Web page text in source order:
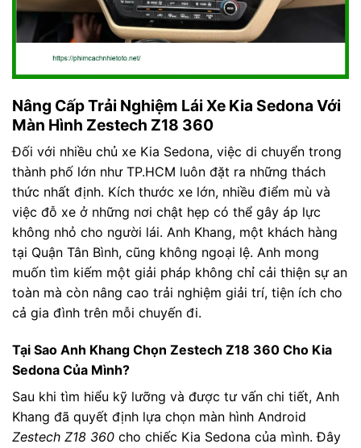
Nâng Cấp Trải Nghiệm Lái Xe Kia Sedona Với
Màn Hình Zestech Z18 360
Đối với nhiều chủ xe Kia Sedona, việc di chuyển trong
thành phố lớn như TP.HCM luôn đặt ra những thách
thức nhất định. Kích thước xe lớn, nhiều điểm mù và
việc đỗ xe ở những nơi chật hẹp có thể gây áp lực
không nhỏ cho người lái. Anh Khang, một khách hàng
tại Quận Tân Bình, cũng không ngoại lệ. Anh mong
muốn tìm kiếm một giải pháp không chỉ cải thiện sự an
toàn mà còn nâng cao trải nghiệm giải trí, tiện ích cho
cả gia đình trên mỗi chuyến đi.
Tại Sao Anh Khang Chọn Zestech Z18 360 Cho Kia
Sedona Của Mình?
Sau khi tìm hiểu kỹ lưỡng và được tư vấn chi tiết, Anh
Khang đã quyết định lựa chọn màn hình Android
Zestech Z18 360 cho chiếc Kia Sedona của mình. Đây